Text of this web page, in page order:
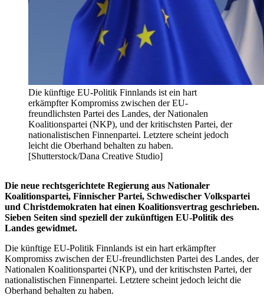
Die künftige EU-Politik Finnlands ist ein hart
erkämpfter Kompromiss zwischen der EU-
freundlichsten Partei des Landes, der Nationalen
Koalitionspartei (NKP), und der kritischsten Partei, der
nationalistischen Finnenpartei. Letztere scheint jedoch
leicht die Oberhand behalten zu haben.
[Shutterstock/Dana Creative Studio]
Die neue rechtsgerichtete Regierung aus Nationaler
Koalitionspartei, Finnischer Partei, Schwedischer Volkspartei
und Christdemokraten hat einen Koalitionsvertrag geschrieben.
Sieben Seiten sind speziell der zukünftigen EU-Politik des
Landes gewidmet.
Die künftige EU-Politik Finnlands ist ein hart erkämpfter
Kompromiss zwischen der EU-freundlichsten Partei des Landes, der
Nationalen Koalitionspartei (NKP), und der kritischsten Partei, der
nationalistischen Finnenpartei. Letztere scheint jedoch leicht die
Oberhand behalten zu haben.